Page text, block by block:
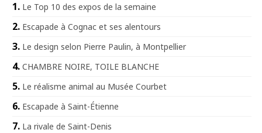
Le Top 10 des expos de la semaine
Escapade à Cognac et ses alentours
Le design selon Pierre Paulin, à Montpellier
CHAMBRE NOIRE, TOILE BLANCHE
Le réalisme animal au Musée Courbet
Escapade à Saint-Étienne
La rivale de Saint-Denis